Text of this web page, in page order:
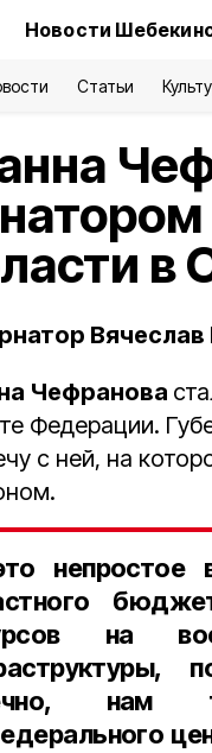
Новости
Статьи
в
Чефранова
Федерации.
с ней, на
непростое
на
нам